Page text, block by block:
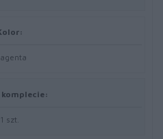
komplecie:
1 szt.